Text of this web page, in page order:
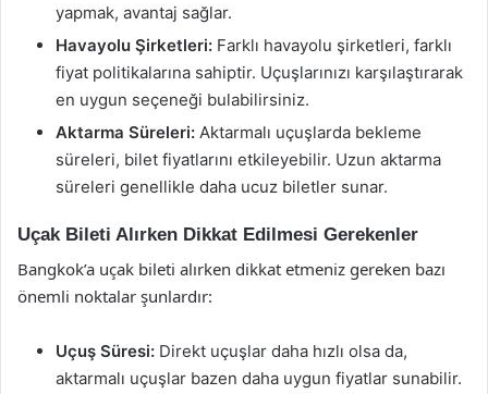
yapmak, avantaj sağlar.
Havayolu Şirketleri: Farklı havayolu şirketleri, farklı
fiyat politikalarına sahiptir. Uçuşlarınızı karşılaştırarak
en uygun seçeneği bulabilirsiniz.
Aktarma Süreleri: Aktarmalı uçuşlarda bekleme
süreleri, bilet fiyatlarını etkileyebilir. Uzun aktarma
süreleri genellikle daha ucuz biletler sunar.
Uçak Bileti Alırken Dikkat Edilmesi Gerekenler
Bangkok’a uçak bileti alırken dikkat etmeniz gereken bazı
önemli noktalar şunlardır:
Uçuş Süresi: Direkt uçuşlar daha hızlı olsa da,
aktarmalı uçuşlar bazen daha uygun fiyatlar sunabilir.